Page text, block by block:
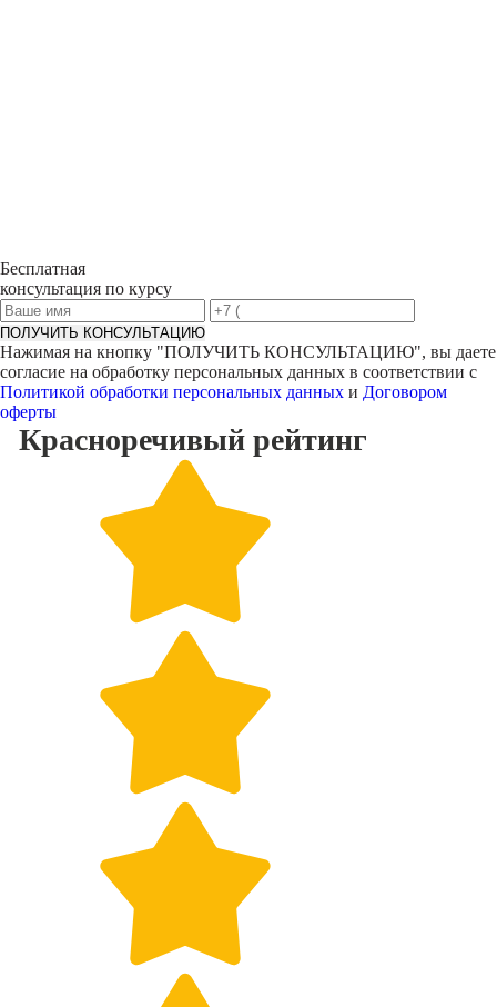
Бесплатная
консультация по курсу
ПОЛУЧИТЬ КОНСУЛЬТАЦИЮ
Нажимая на кнопку "ПОЛУЧИТЬ КОНСУЛЬТАЦИЮ", вы даете
согласие на обработку персональных данных в соответствии с
Политикой обработки персональных данных и Договором
оферты
Красноречивый рейтинг